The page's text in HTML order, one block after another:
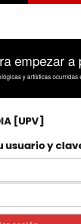
a producir
ocurridas en los tres